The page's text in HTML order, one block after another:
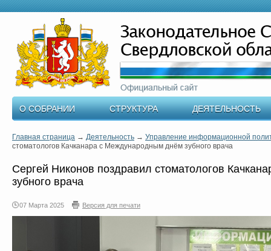
О СОБРАНИИ СТРУКТУРА ДЕЯТЕЛЬНОСТЬ
Главная страница → Деятельность → Управление информационной
стоматологов Качканара с Международным днём зубного врача
Сергей Никонов поздравил стоматологов
зубного врача
07 Марта 2025 Версия для печати